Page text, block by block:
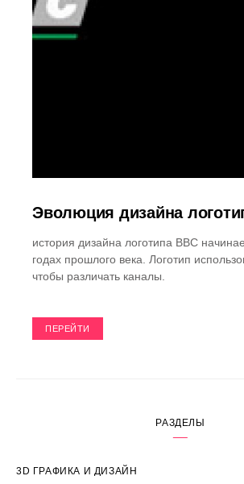
Эволюция дизайна
история дизайна логотипа BBC
годах прошлого века. Логотип
чтобы различать каналы.
ПЕРЕЙТИ
РАЗДЕЛЫ
3D ГРАФИКА И ДИЗАЙН